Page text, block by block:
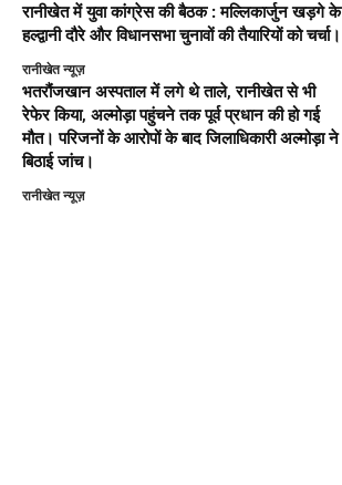
रानीखेत में युवा कांग्रेस की बैठक : मल्लिकार्जुन खड़गे के
हल्द्वानी दौरे और विधानसभा चुनावों की तैयारियों को चर्चा।
रानीखेत न्यूज़
भतरौंजखान अस्पताल में लगे थे ताले, रानीखेत से भी
रेफेर किया, अल्मोड़ा पहुंचने तक पूर्व प्रधान की हो गई
मौत। परिजनों के आरोपों के बाद जिलाधिकारी अल्मोड़ा ने
बिठाई जांच।
रानीखेत न्यूज़